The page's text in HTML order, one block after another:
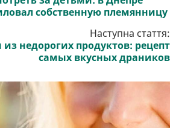
собственную племянницу
Наступна стаття:
недорогих продуктов: рецепт
самых вкусных драников